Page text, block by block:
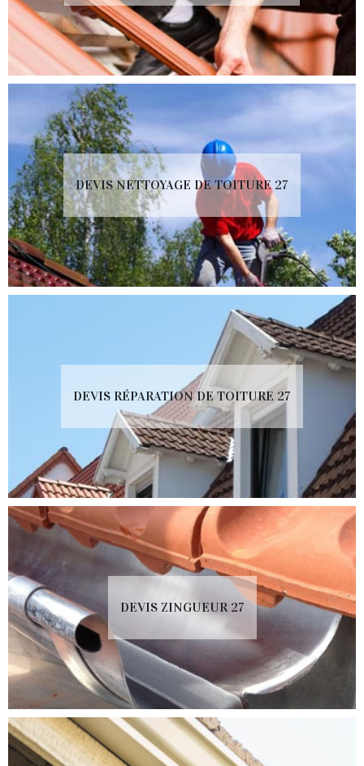
DEVIS NETTOYAGE DE TOITURE 27
DEVIS RÉPARATION DE TOITURE 27
DEVIS ZINGUEUR 27